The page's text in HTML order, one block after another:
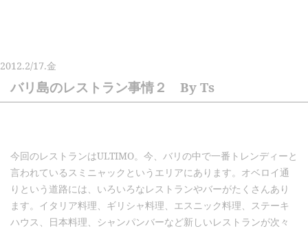
2012.2/17.金
バリ島のレストラン事情２ By Ts
今回のレストランはULTIMO。今、バリの中で一番トレンディーと
言われているスミニャックというエリアにあります。オベロイ通
りという道路には、いろいろなレストランやバーがたくさんあり
ます。イタリア料理、ギリシャ料理、エスニック料理、ステーキ
ハウス、日本料理、シャンパンバーなど新しいレストランが次々